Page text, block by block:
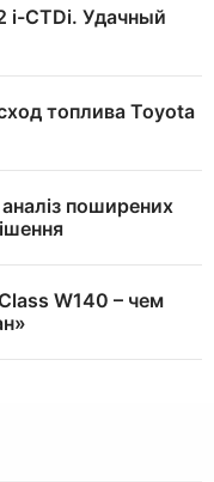
i-CTDi. Удачный
топлива Toyota
поширених
W140 – чем